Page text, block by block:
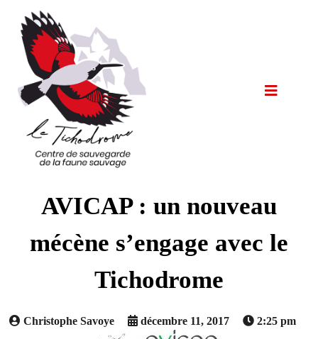
AVICAP : un nouveau
mécène s’engage avec le
Tichodrome
Christophe Savoye décembre 11, 2017 2:25 pm